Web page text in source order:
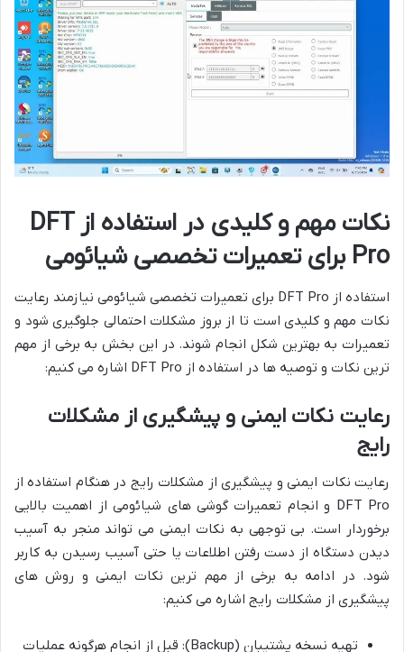
نکات مهم و کلیدی در استفاده از DFT
Pro برای تعمیرات تخصصی شیائومی
استفاده از DFT Pro برای تعمیرات تخصصی شیائومی نیازمند رعایت
نکات مهم و کلیدی است تا از بروز مشکلات احتمالی جلوگیری شود و
تعمیرات به بهترین شکل انجام شوند. در این بخش به برخی از مهم
ترین نکات و توصیه ها در استفاده از DFT Pro اشاره می کنیم:
رعایت نکات ایمنی و پیشگیری از مشکلات
رایج
رعایت نکات ایمنی و پیشگیری از مشکلات رایج در هنگام استفاده از
DFT Pro و انجام تعمیرات گوشی های شیائومی از اهمیت بالایی
برخوردار است. بی توجهی به نکات ایمنی می تواند منجر به آسیب
دیدن دستگاه از دست رفتن اطلاعات یا حتی آسیب رسیدن به کاربر
شود. در ادامه به برخی از مهم ترین نکات ایمنی و روش های
پیشگیری از مشکلات رایج اشاره می کنیم:
تهیه نسخه پشتیبان (Backup): قبل از انجام هرگونه عملیات